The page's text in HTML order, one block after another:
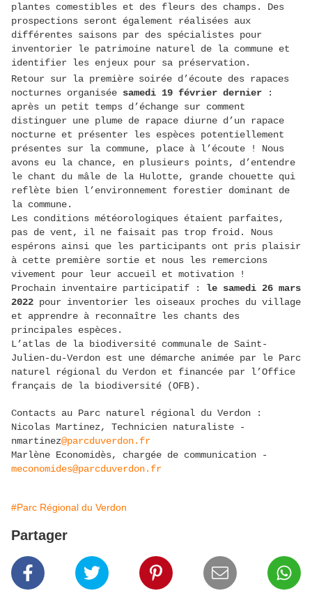
plantes comestibles et des fleurs des champs. Des
prospections seront également réalisées aux
différentes saisons par des spécialistes pour
inventorier le patrimoine naturel de la commune et
identifier les enjeux pour sa préservation.
Retour sur la première soirée d’écoute des rapaces
nocturnes organisée samedi 19 février dernier
:
après un petit temps d’échange sur comment
distinguer une plume de rapace diurne d’un rapace
nocturne et présenter les espèces potentiellement
présentes sur la commune, place à l’écoute ! Nous
avons eu la chance, en plusieurs points, d’entendre
le chant du mâle de la Hulotte, grande chouette qui
reflète bien l’environnement forestier dominant de
la commune.
Les conditions météorologiques étaient parfaites,
pas de vent, il ne faisait pas trop froid. Nous
espérons ainsi que les participants ont pris plaisir
à cette première sortie et nous les remercions
vivement pour leur accueil et motivation !
Prochain inventaire participatif : le samedi 26 mars
2022 pour inventorier les oiseaux proches du village
et apprendre à reconnaître les chants des
principales espèces.
L’atlas de la biodiversité communale de Saint-
Julien-du-Verdon est une démarche animée par le Parc
naturel régional du Verdon et financée par l’Office
français de la biodiversité (OFB).
Contacts au Parc naturel régional du Verdon :
Nicolas Martinez, Technicien naturaliste -
nmartinez@parcduverdon.fr
Marlène Economidès, chargée de communication -
meconomides@parcduverdon.fr
#Parc Régional du Verdon
Partager